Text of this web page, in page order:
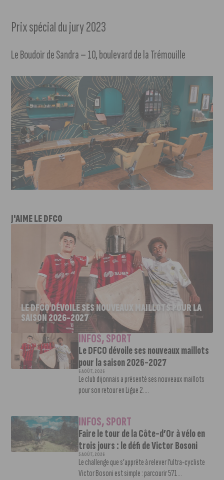
Prix spécial du jury 2023
Le Boudoir de Sandra – 10, boulevard de la Trémouille
J'AIME LE DFCO
LE DFCO DÉVOILE SES NOUVEAUX MAILLOTS POUR LA
SAISON 2026-2027
INFOS,SPORT
Le DFCO dévoile ses nouveaux maillots
pour la saison 2026-2027
6 AOÛT, 2026
Le club dijonnais a présenté ses nouveaux maillots
pour son retour en Ligue 2....
INFOS,SPORT
Faire le tour de la Côte-d’Or à vélo en
trois jours : le défi de Victor Bosoni
5 AOÛT, 2026
Le challenge que s’apprête à relever l’ultra-cycliste
Victor Bosoni est simple : parcourir 571...